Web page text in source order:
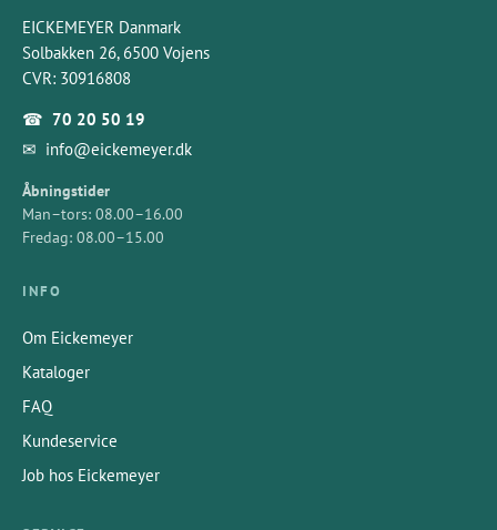
EICKEMEYER Danmark
Solbakken 26, 6500 Vojens
CVR: 30916808
☎ 70 20 50 19
✉ info@eickemeyer.dk
Åbningstider
Man–tors: 08.00–16.00
Fredag: 08.00–15.00
INFO
Om Eickemeyer
Kataloger
FAQ
Kundeservice
Job hos Eickemeyer